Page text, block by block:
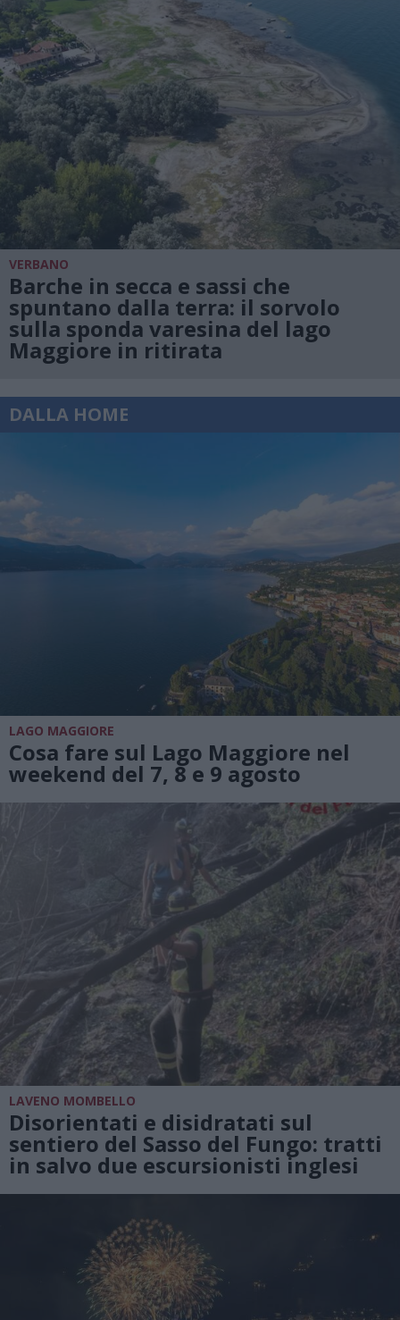
VERBANO
Barche in secca e sassi che
spuntano dalla terra: il sorvolo
sulla sponda varesina del lago
Maggiore in ritirata
DALLA HOME
LAGO MAGGIORE
Cosa fare sul Lago Maggiore nel
weekend del 7, 8 e 9 agosto
LAVENO MOMBELLO
Disorientati e disidratati sul
sentiero del Sasso del Fungo: tratti
in salvo due escursionisti inglesi